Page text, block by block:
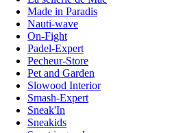
Made in Paradis
Nauti-wave
On-Fight
Padel-Expert
Pecheur-Store
Pet and Garden
Slowood Interior
Smash-Expert
Sneak'In
Sneakids